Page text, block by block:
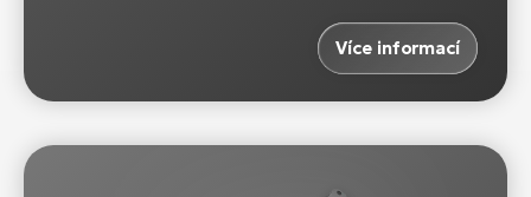
Více informací